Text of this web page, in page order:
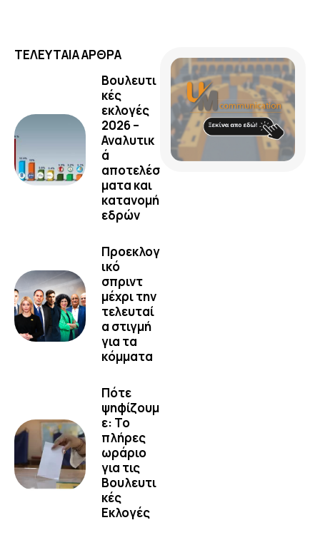
ΤΕΛΕΥΤΑΙΑ ΑΡΘΡΑ
Βουλευτι
κές
εκλογές
2026 –
Αναλυτικ
ά
αποτελέσ
ματα και
κατανομή
εδρών
Προεκλογ
ικό
σπριντ
μέχρι την
τελευταί
α στιγμή
για τα
κόμματα
Πότε
ψηφίζουμ
ε: Το
πλήρες
ωράριο
για τις
Βουλευτι
κές
Εκλογές